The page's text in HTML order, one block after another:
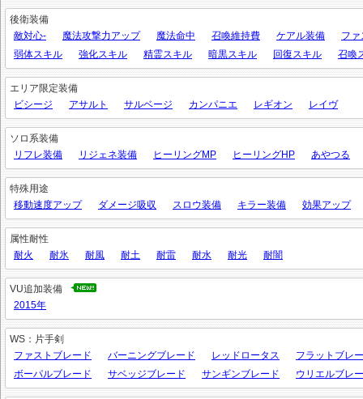
後衛装備
敵対心-
魔法攻撃力アップ 魔法命中 召喚維持費 ケアル装備
フ
弱体スキル
強化スキル 精霊スキル 暗黒スキル 回復スキル 召喚
エリア限定装備
ビシージ
アサルト サルベージ カンパニエ レギオン レイヴ
ソロ系装備
リフレ装備
リジェネ装備 ヒーリングMP ヒーリングHP あやつる
特殊用途
移動速度アップ
ダメージ吸収 スロウ装備 キラー装備 効果アップ
属性耐性
耐火
耐氷 耐風 耐土 耐雷 耐水 耐光 耐闇
VU追加装備
2015年
WS：片手剣
ファストブレード
バーニングブレード レッドロータス
フラットブレ
ボーパルブレード
サベッジブレード サンギンブレード ウリエルブレ